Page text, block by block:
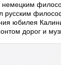
немецким
русским
юбилея
дорог и